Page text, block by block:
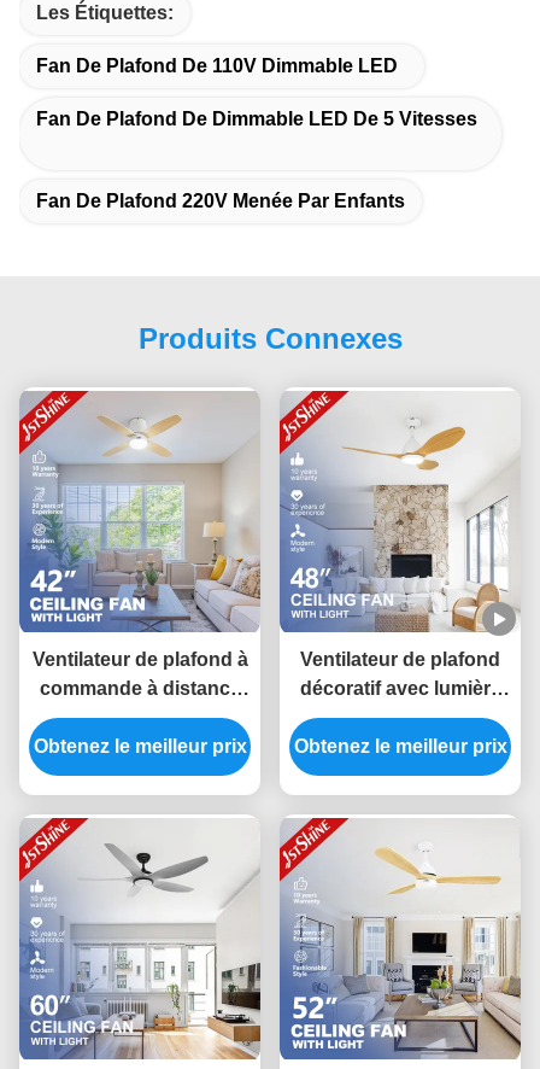
Les Étiquettes:
Fan De Plafond De 110V Dimmable LED
Fan De Plafond De Dimmable LED De 5 Vitesses
Fan De Plafond 220V Menée Par Enfants
Produits Connexes
Ventilateur de plafond à
commande à distance
Dimmable Led Plafond
bas Salon moderne
Obtenez le meilleur prix
Ventilateur de plafond
décoratif avec lumière
LED
Obtenez le meilleur prix